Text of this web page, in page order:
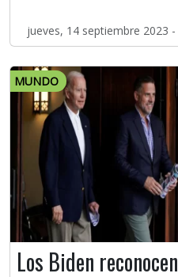
jueves, 14 septiembre 2023 -
MUNDO
Los Biden reconocen